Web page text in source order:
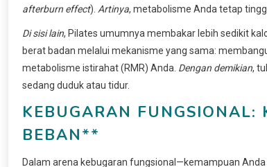
afterburn effect). Artinya, metabolisme Anda tetap
Di sisi lain, Pilates umumnya membakar lebih sedikit
berat badan melalui mekanisme yang sama:
metabolisme istirahat (RMR) Anda. Dengan demikian,
sedang duduk atau tidur.
KEBUGARAN FUNGSIONAL:
BEBAN**
Dalam arena kebugaran fungsional—kemampuan